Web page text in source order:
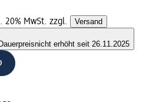
20% MwSt. zzgl. Versand
nicht erhöht seit 26.11.2025